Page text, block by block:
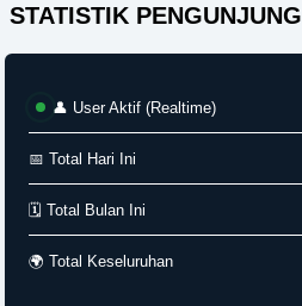
STATISTIK PENGUNJUNG
👤 User Aktif (Realtime)
📅 Total Hari Ini
🗓️ Total Bulan Ini
🌍 Total Keseluruhan